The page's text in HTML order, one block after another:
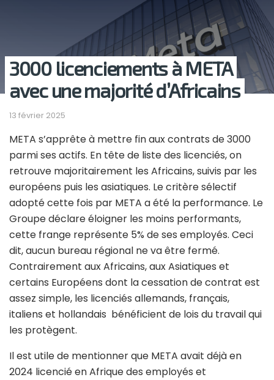
3000 licenciements à META
avec une majorité d’Africains
13 février 2025
META s’apprête à mettre fin aux contrats de 3000
parmi ses actifs. En tête de liste des licenciés, on
retrouve majoritairement les Africains, suivis par les
européens puis les asiatiques. Le critère sélectif
adopté cette fois par META a été la performance. Le
Groupe déclare éloigner les moins performants,
cette frange représente 5% de ses employés. Ceci
dit, aucun bureau régional ne va être fermé.
Contrairement aux Africains, aux Asiatiques et
certains Européens dont la cessation de contrat est
assez simple, les licenciés allemands, français,
italiens et hollandais bénéficient de lois du travail qui
les protègent.
Il est utile de mentionner que META avait déjà en
2024 licencié en Afrique des employés et